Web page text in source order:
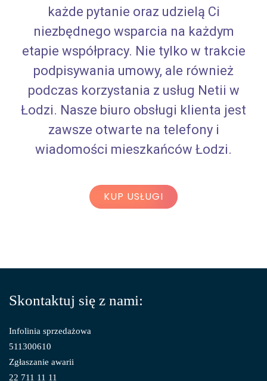
każde pytanie oraz udzielą Ci
niezbędnego wsparcia na każdym
etapie współpracy. Nie tylko w trakcie
podpisywania umowy, ale również
podczas korzystania z usług Netii w
Łodzi. Nasze biuro obsługi klienta jest
zawsze otwarte na telefony i
wiadomości mieszkańców Łodzi.
KUP USŁUGI
Skontaktuj się z nami:
Infolinia sprzedażowa
511300610
Zgłaszanie awarii
22 711 11 11